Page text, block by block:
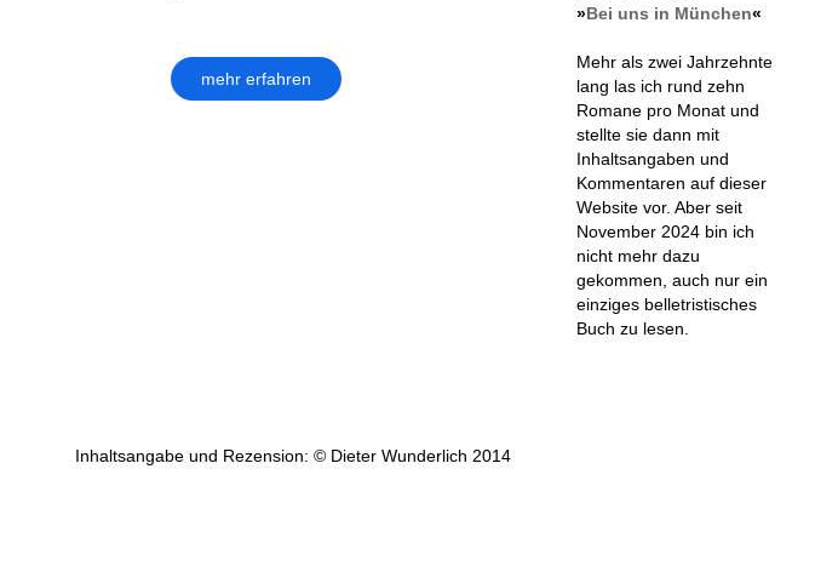
mehr erfahren
Inhaltsangabe und Rezension: © Dieter Wunderlich 2014
»Bei uns in München«
Mehr als zwei Jahrzehnte
lang las ich rund zehn
Romane pro Monat und
stellte sie dann mit
Inhaltsangaben und
Kommentaren auf dieser
Website vor. Aber seit
November 2024 bin ich
nicht mehr dazu
gekommen, auch nur ein
einziges belletristisches
Buch zu lesen.